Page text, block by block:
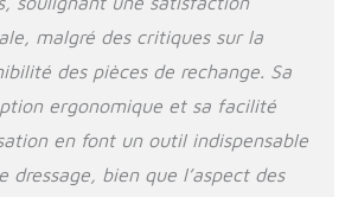
intuitif, sans contrôle
de votre part, vous
permet de rester
concentré sur votre
chien
malgré des critiques sur la
des pièces de rechange. Sa
ergonomique et sa facilité
en font un outil indispensable
dressage, bien que l’aspect des